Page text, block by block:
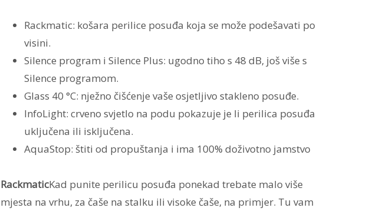
Rackmatic: košara perilice posuđa koja se može podešavati po
visini.
Silence program i Silence Plus: ugodno tiho s 48 dB, još više s
Silence programom.
Glass 40 °C: nježno čišćenje vaše osjetljivo stakleno posuđe.
InfoLight: crveno svjetlo na podu pokazuje je li perilica posuđa
uključena ili isključena.
AquaStop: štiti od propuštanja i ima 100% doživotno jamstvo
RackmaticKad punite perilicu posuđa ponekad trebate malo više
mjesta na vrhu, za čaše na stalku ili visoke čaše, na primjer. Tu vam